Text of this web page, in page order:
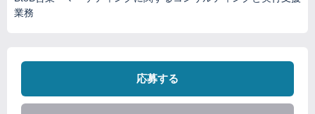
業務
応募する